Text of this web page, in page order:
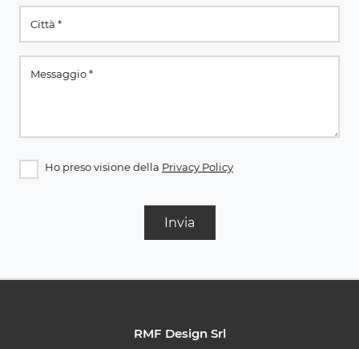
Ho preso visione della Privacy Policy
Invia
RMF Design Srl